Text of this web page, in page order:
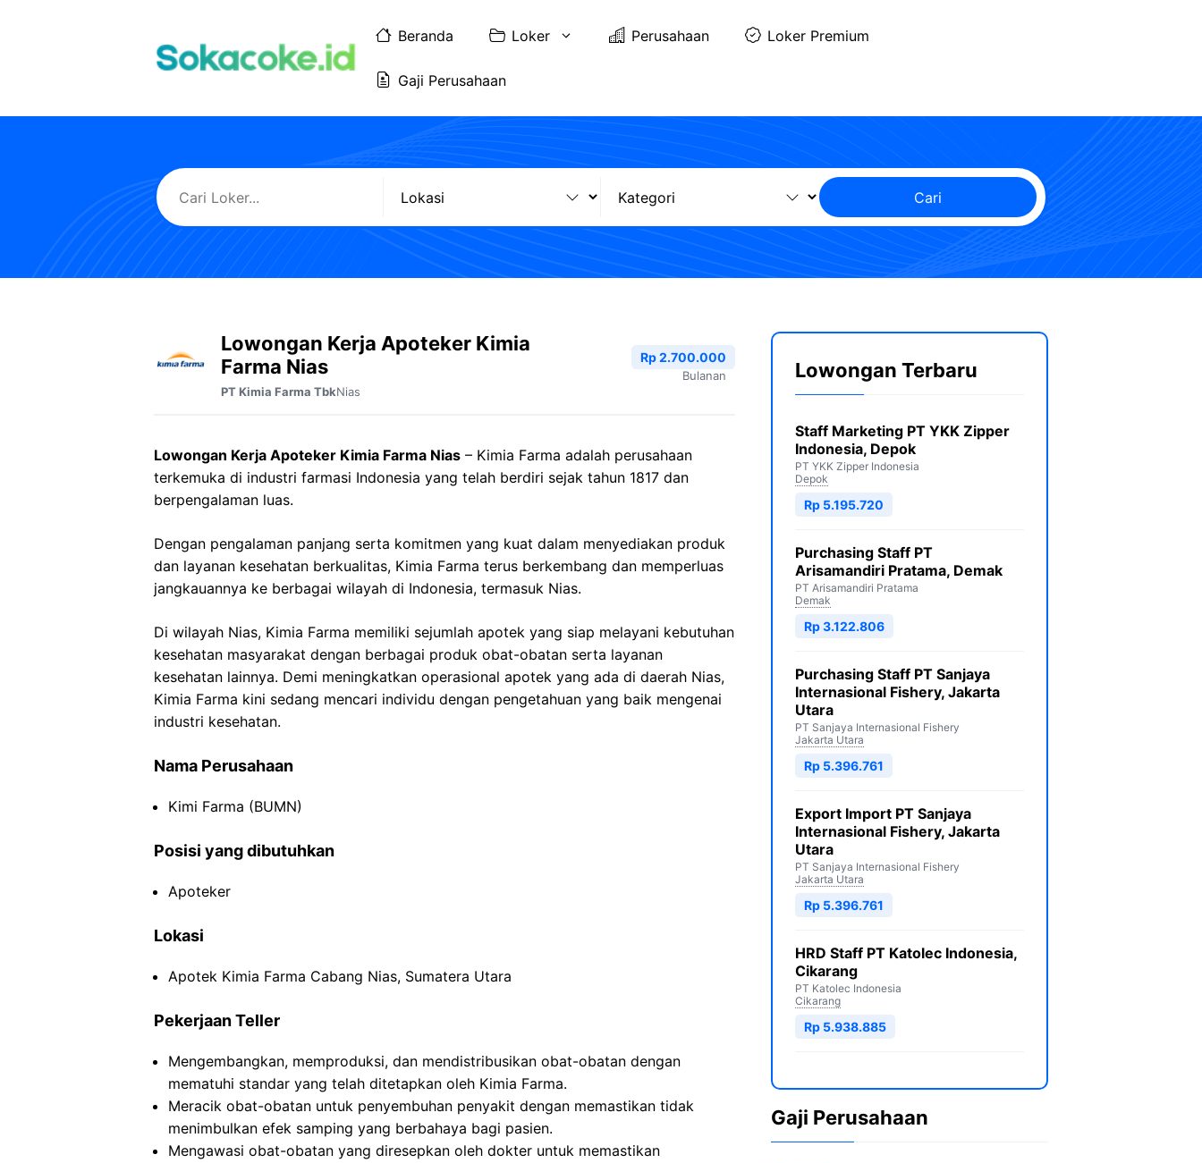
Beranda Loker Perusahaan Loker Premium
Gaji Perusahaan
Cari
Lowongan Kerja Apoteker Kimia
Farma Nias
PT Kimia Farma TbkNias
Rp 2.700.000
Bulanan
Lowongan Kerja Apoteker Kimia Farma Nias – Kimia Farma adalah perusahaan
terkemuka di industri farmasi Indonesia yang telah berdiri sejak tahun 1817 dan
berpengalaman luas.
Dengan pengalaman panjang serta komitmen yang kuat dalam menyediakan produk
dan layanan kesehatan berkualitas, Kimia Farma terus berkembang dan memperluas
jangkauannya ke berbagai wilayah di Indonesia, termasuk Nias.
Di wilayah Nias, Kimia Farma memiliki sejumlah apotek yang siap melayani kebutuhan
kesehatan masyarakat dengan berbagai produk obat-obatan serta layanan
kesehatan lainnya. Demi meningkatkan operasional apotek yang ada di daerah Nias,
Kimia Farma kini sedang mencari individu dengan pengetahuan yang baik mengenai
industri kesehatan.
Nama Perusahaan
Kimi Farma (BUMN)
Posisi yang dibutuhkan
Apoteker
Lokasi
Apotek Kimia Farma Cabang Nias, Sumatera Utara
Pekerjaan Teller
Mengembangkan, memproduksi, dan mendistribusikan obat-obatan dengan
mematuhi standar yang telah ditetapkan oleh Kimia Farma.
Meracik obat-obatan untuk penyembuhan penyakit dengan memastikan tidak
menimbulkan efek samping yang berbahaya bagi pasien.
Mengawasi obat-obatan yang diresepkan oleh dokter untuk memastikan
Lowongan Terbaru
Staff Marketing PT YKK Zipper
Indonesia, Depok
PT YKK Zipper Indonesia
Depok
Rp 5.195.720
Purchasing Staff PT
Arisamandiri Pratama, Demak
PT Arisamandiri Pratama
Demak
Rp 3.122.806
Purchasing Staff PT Sanjaya
Internasional Fishery, Jakarta
Utara
PT Sanjaya Internasional Fishery
Jakarta Utara
Rp 5.396.761
Export Import PT Sanjaya
Internasional Fishery, Jakarta
Utara
PT Sanjaya Internasional Fishery
Jakarta Utara
Rp 5.396.761
HRD Staff PT Katolec Indonesia,
Cikarang
PT Katolec Indonesia
Cikarang
Rp 5.938.885
Gaji Perusahaan